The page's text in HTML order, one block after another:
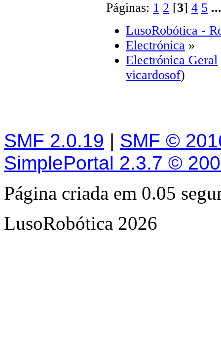
Páginas: 1 2 [3] 4 5
LusoRobótica -
Electrónica »
Electrónica Geral
vicardosof)
SMF 2.0.19 | SMF ©
SimplePortal 2.3.7 ©
Página criada em 0.05
LusoRobótica 2026